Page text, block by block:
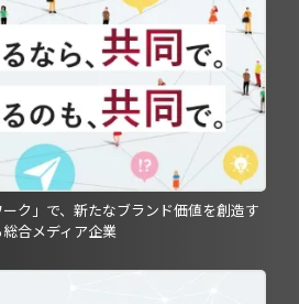
ーク」で、新たなブランド価値を創造す
総合メディア企業